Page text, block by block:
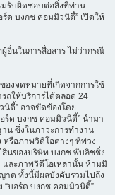
ม่รับผิดชอบต่อสิ่งที่ท่าน
ด บงกช คอมมิวนิตี้” เปิดให้
อื่นในการสื่อสาร ไม่ว่ากรณี
องจดหมายที่เกิดจากการใช้
ถให้บริการได้ตลอด 24
นิตี้” อาจขัดข้องโดย
ร์ด บงกช คอมมิวนิตี้” นำมา
น ซึ่งในภาวะการทำงาน
หรือภาพวิดีโอต่างๆ ที่พ่วง
นของบริษัท บงกช พับลิชชิ่ง
และภาพวิดีโอเหล่านั้น ห้ามมิ
าต ทั้งนี้มีผลบังคับรวมไปถึง
“บอร์ด บงกช คอมมิวนิตี้”